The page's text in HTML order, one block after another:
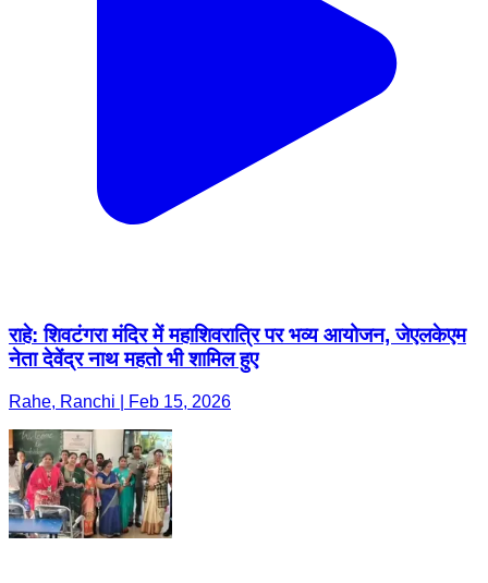
राहे: शिवटंगरा मंदिर में महाशिवरात्रि पर भव्य आयोजन, जेएलकेएम
नेता देवेंद्र नाथ महतो भी शामिल हुए
Rahe, Ranchi | Feb 15, 2026